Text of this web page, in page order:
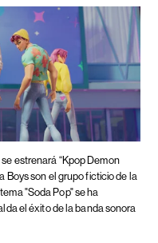
estrenará “Kpop Demon
Boys son el grupo ficticio de la
"Soda Pop" se ha
el éxito de la banda sonora